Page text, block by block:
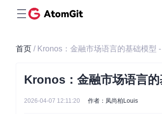
首页 / Kronos：金融市场语言的基础模型
Kronos：金融市场语言
2026-04-07 12:11:20 作者：凤尚柏Louis